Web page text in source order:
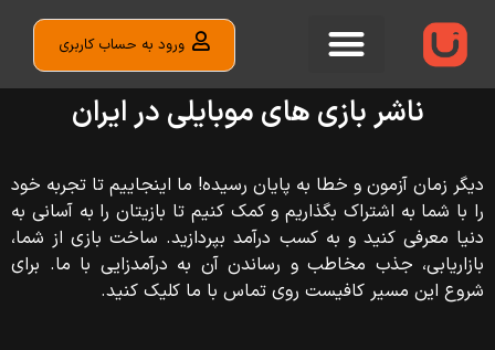
ورود به حساب کاربری
ناشر بازی‌ های موبایلی در ایران
دیگر زمان آزمون و خطا به پایان رسیده! ما اینجاییم تا تجربه خود
را با شما به اشتراک بگذاریم و کمک کنیم تا بازیتان را به آسانی به
دنیا معرفی کنید و به کسب درآمد بپردازید. ساخت بازی از شما،
بازاریابی، جذب مخاطب و رساندن آن به درآمدزایی با ما. برای
شروع این مسیر کافیست روی تماس با ما کلیک کنید.